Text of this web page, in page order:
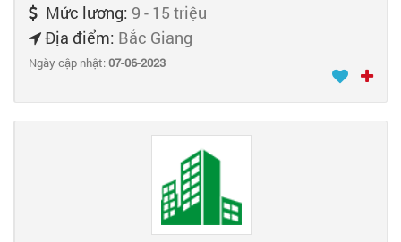
Mức lương: 9 - 15 triệu
Địa điểm: Bắc Giang
Ngày cập nhật:07-06-2023